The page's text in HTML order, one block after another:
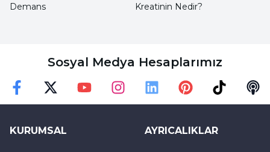
Demans
Kreatinin Nedir?
Sosyal Medya Hesaplarımız
KURUMSAL AYRICALIKLAR